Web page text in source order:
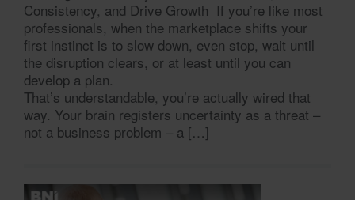
Consistency, and Drive Growth If you’re like most
professionals, when the marketplace shifts your
first instinct is to slow down, even stop, wait until
the disruption clears, or at least until you can
develop a plan.
That’s understandable, you’re actually wired that
way. Your brain registers uncertainty as a threat –
not a business problem – a […]